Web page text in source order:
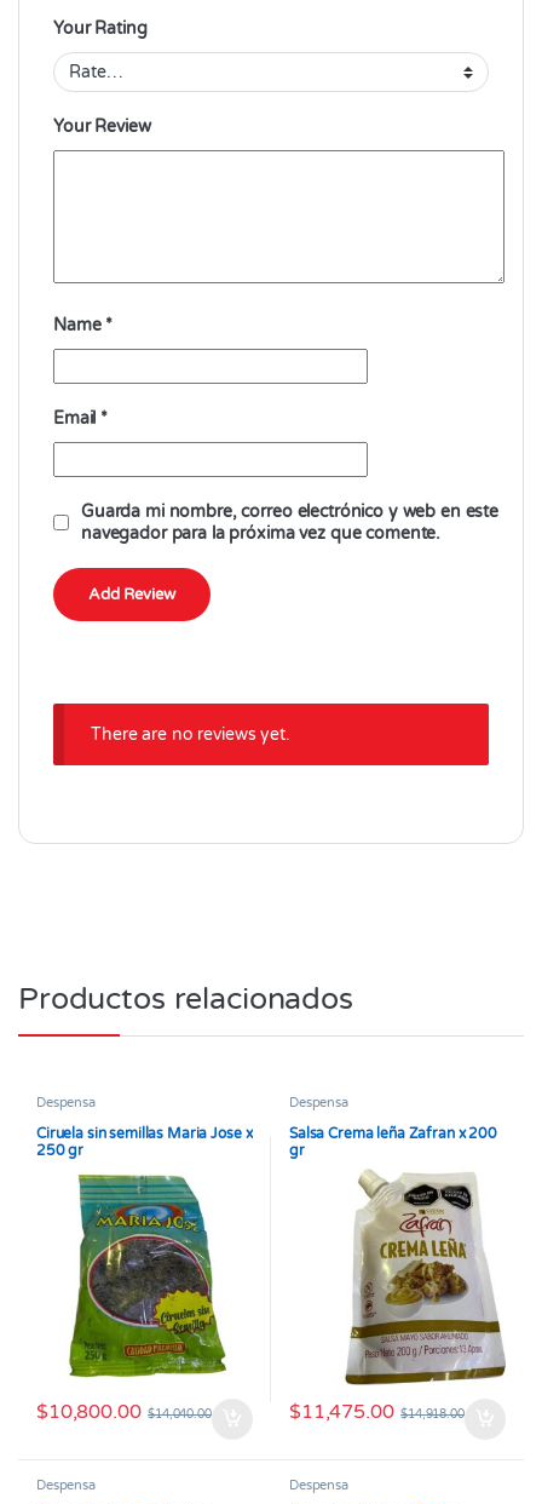
Your Rating
Your Review
Name *
Email *
Guarda mi nombre, correo electrónico y web en este
navegador para la próxima vez que comente.
There are no reviews yet.
Productos relacionados
Despensa
Ciruela sin semillas Maria Jose x
250 gr
$10,800.00 $14,040.00
Despensa
Salsa Crema leña Zafran x 200
gr
$11,475.00 $14,918.00
Despensa Despensa